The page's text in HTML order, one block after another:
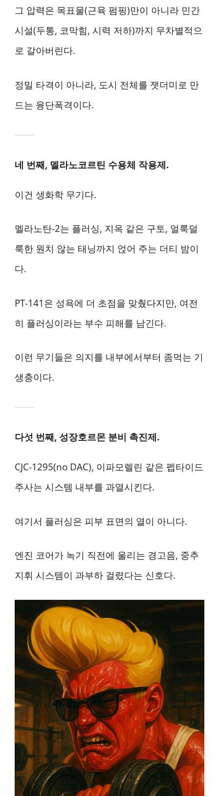
그 압력은 목표물(근육 펌핑)만이 아니라 민간
시설(두통, 코막힘, 시력 저하)까지 무차별적으
로 갈아버린다.
정밀 타격이 아니라, 도시 전체를 잿더미로 만
드는 융단폭격이다.
네 번째, 멜라노코르틴 수용체 작용제.
이건 생화학 무기다.
멜라노탄-2는 플러싱, 지옥 같은 구토, 얼룩덜
룩한 원치 않는 태닝까지 얹어 주는 더티 밤이
다.
PT-141은 성욕에 더 초점을 맞췄다지만, 여전
히 플러싱이라는 부수 피해를 남긴다.
이런 무기들은 의지를 내부에서부터 좀먹는 기
생충이다.
다섯 번째, 성장호르몬 분비 촉진제.
CJC-1295(no DAC), 이파모렐린 같은 펩타이드
주사는 시스템 내부를 과열시킨다.
여기서 플러싱은 피부 표면의 열이 아니다.
엔진 코어가 녹기 직전에 울리는 경고음, 중추
지휘 시스템이 과부하 걸렸다는 신호다.